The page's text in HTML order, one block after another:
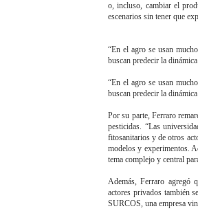
o, incluso, cambiar el
escenarios sin tener que
“En el agro se usan
buscan predecir la
“En el agro se usan
buscan predecir la
Por su parte, Ferraro
pesticidas. “Las
fitosanitarios y de otros
modelos y experimentos.
tema complejo y central
Además, Ferraro agregó
actores privados también
SURCOS, una empresa